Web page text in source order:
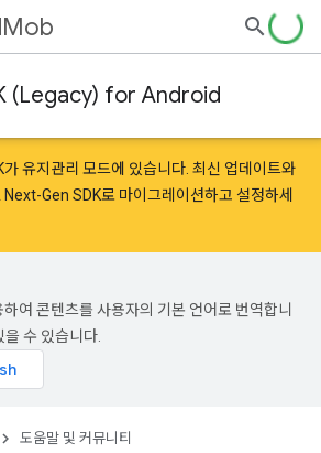
(Legacy) for Android
유지관리 모드에 있습니다. 최신 업데이트와
Next-Gen SDK로 마이그레이션하고 설정하세
여 콘텐츠를 사용자의 기본 언어로 번역합니
수 있습니다.
도움말 및 커뮤니티